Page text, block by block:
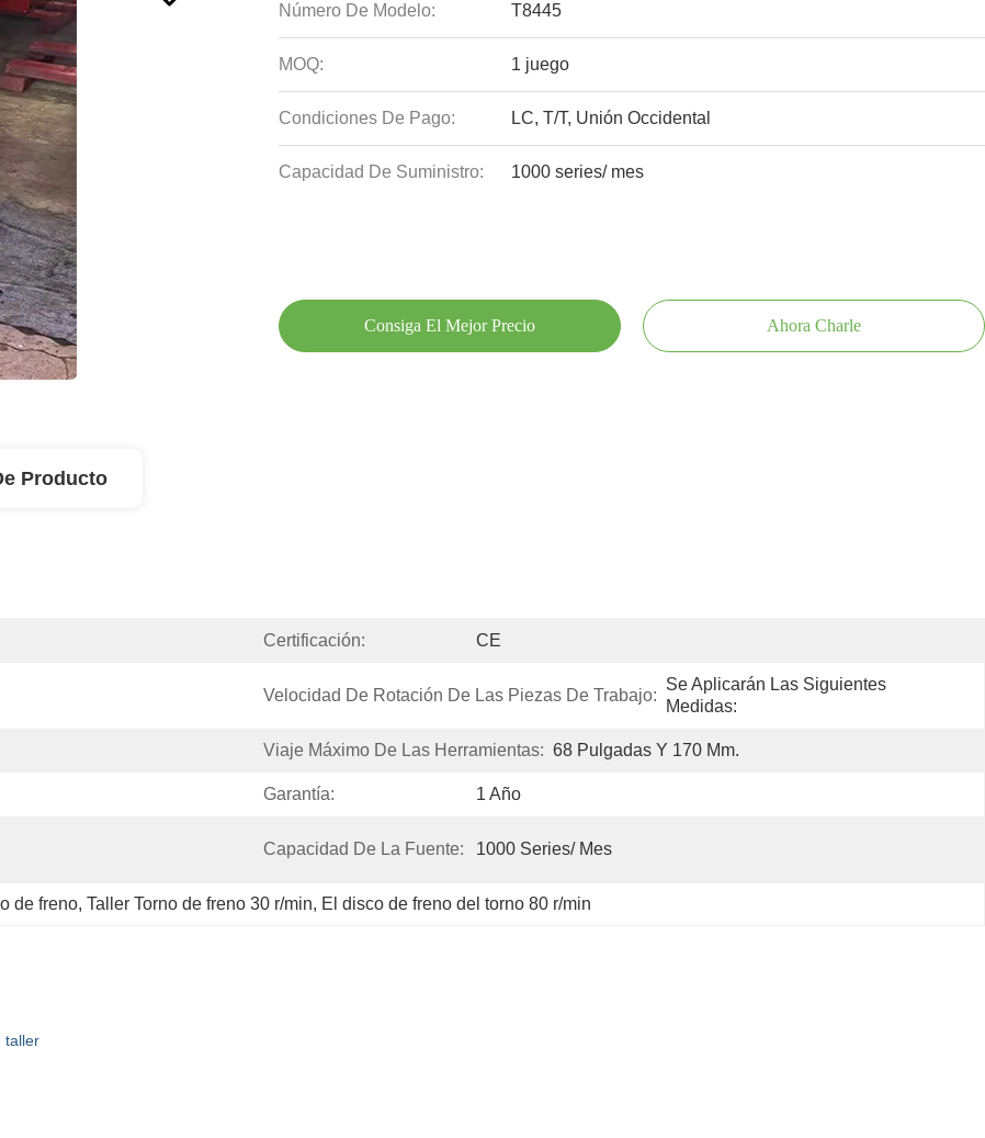
Número De Modelo: T8445
MOQ: 1 juego
Condiciones De Pago: LC, T/T, Unión Occidental
Capacidad De Suministro: 1000 series/ mes
Consiga El Mejor Precio Ahora Charle
Producto
Certificación: CE
Velocidad De Rotación De Las Piezas De Trabajo:
Se Aplicarán Las Siguientes
Medidas:
Viaje Máximo De Las Herramientas: 68 Pulgadas Y 170 Mm.
Garantía: 1 Año
Capacidad De La Fuente: 1000 Series/ Mes
de freno, Taller Torno de freno 30 r/min, El disco de freno del torno 80 r/min
taller